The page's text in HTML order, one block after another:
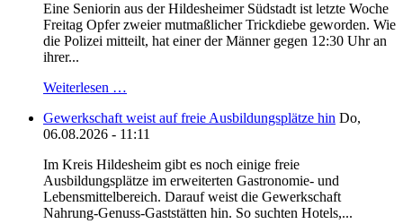
Eine Seniorin aus der Hildesheimer Südstadt ist letzte Woche
Freitag Opfer zweier mutmaßlicher Trickdiebe geworden. Wie
die Polizei mitteilt, hat einer der Männer gegen 12:30 Uhr an
ihrer...
Weiterlesen …
Gewerkschaft weist auf freie Ausbildungsplätze hin Do,
06.08.2026 - 11:11
Im Kreis Hildesheim gibt es noch einige freie
Ausbildungsplätze im erweiterten Gastronomie- und
Lebensmittelbereich. Darauf weist die Gewerkschaft
Nahrung-Genuss-Gaststätten hin. So suchten Hotels,...